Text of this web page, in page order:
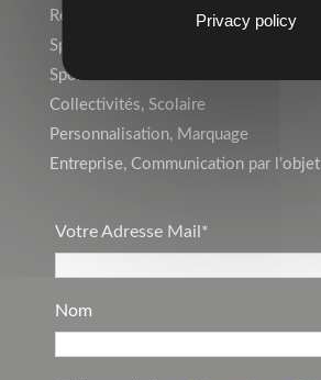
Rejoignez l’équipe !
Sports Individuels
Sport Collectif
Collectivités, Scolaire
Personnalisation, Marquage
Entreprise, Communication par l’objet
Votre Adresse Mail*
Nom
Privacy policy